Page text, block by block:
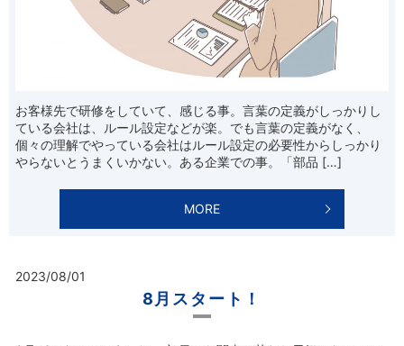
お客様先で研修をしていて、感じる事。言葉の定義がしっかりし
ている会社は、ルール設定などが楽。でも言葉の定義がなく、
個々の理解でやっている会社はルール設定の必要性からしっかり
やらないとうまくいかない。ある企業での事。「部品 […]
MORE
2023/08/01
8月スタート！